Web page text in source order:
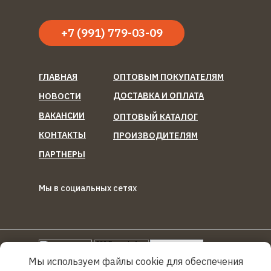
Мы используем файлы cookie для обеспечения
Мы в социальных сетях
ГЛАВНАЯ
НОВОСТИ
ВАКАНСИИ
КОНТАКТЫ
ПАРТНЕРЫ
ОПТОВЫМ ПОКУПАТЕЛЯМ
ДОСТАВКА И ОПЛАТА
ОПТОВЫЙ КАТАЛОГ
ПРОИЗВОДИТЕЛЯМ
ООО "Березка Фуд"
+7 (991) 779-03-09